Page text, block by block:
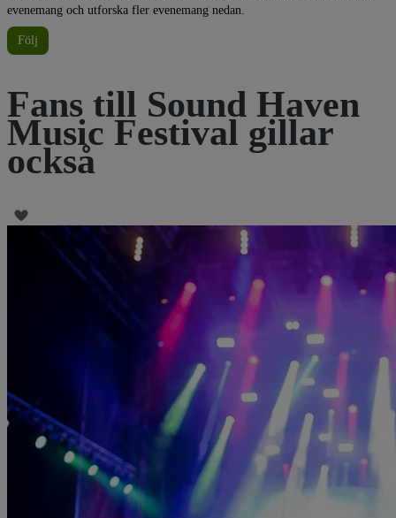
evenemang och utforska fler evenemang nedan.
Följ
Fans till Sound Haven
Music Festival gillar
också